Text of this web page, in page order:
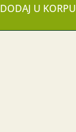
DODAJ U KORPU